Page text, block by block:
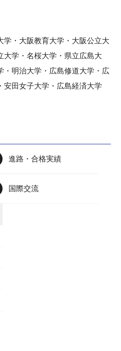
学・大阪教育大学・大阪公立大
大学・名桜大学・県立広島大
・明治大学・広島修道大学・広
安田女子大学・広島経済大学
進路・合格実績
国際交流